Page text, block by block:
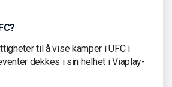
til å vise kamper i UFC i
dekkes i sin helhet i Viaplay-